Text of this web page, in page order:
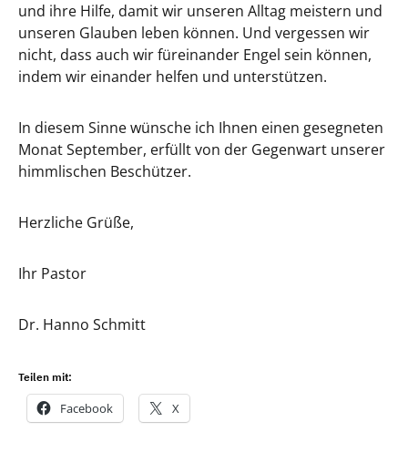
und ihre Hilfe, damit wir unseren Alltag meistern und
unseren Glauben leben können. Und vergessen wir
nicht, dass auch wir füreinander Engel sein können,
indem wir einander helfen und unterstützen.
In diesem Sinne wünsche ich Ihnen einen gesegneten
Monat September, erfüllt von der Gegenwart unserer
himmlischen Beschützer.
Herzliche Grüße,
Ihr Pastor
Dr. Hanno Schmitt
Teilen mit:
Facebook X